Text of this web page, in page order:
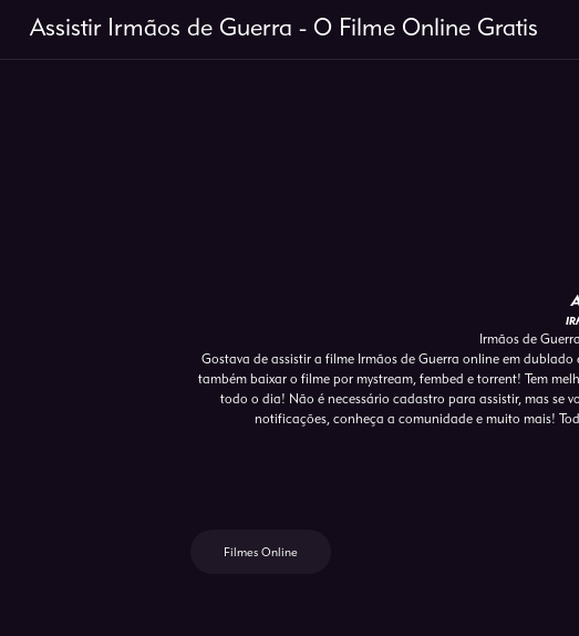
Assistir Irmãos de Guerra - O Filme Online Gratis
Irmãos de
Gostava de assistir a filme Irmãos de Guerra online em
também baixar o filme por mystream, fembed e torrent! Tem
todo o dia! Não é necessário cadastro para assistir, mas se
notificações, conheça a comunidade e muito mais!
Filmes Online